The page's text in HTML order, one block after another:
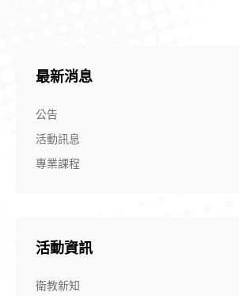
最新消息
公告
活動訊息
專業課程
活動資訊
衛教新知